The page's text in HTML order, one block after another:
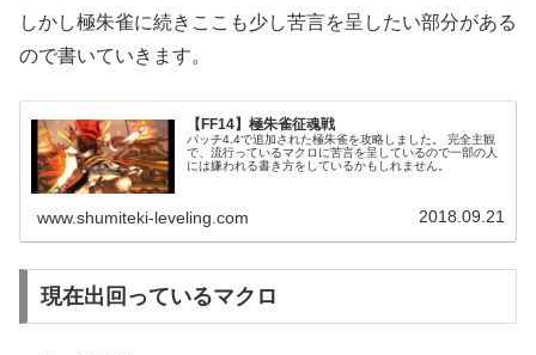
しかし極朱雀に続きここも少し苦言を呈したい部分がある
ので書いていきます。
【FF14】極朱雀征魂戦
パッチ4.4で追加された極朱雀を攻略しました。 完全主観
で、流行っているマクロに苦言を呈しているので一部の人
には嫌われる書き方をしているかもしれません。
www.shumiteki-leveling.com 2018.09.21
現在出回っているマクロ